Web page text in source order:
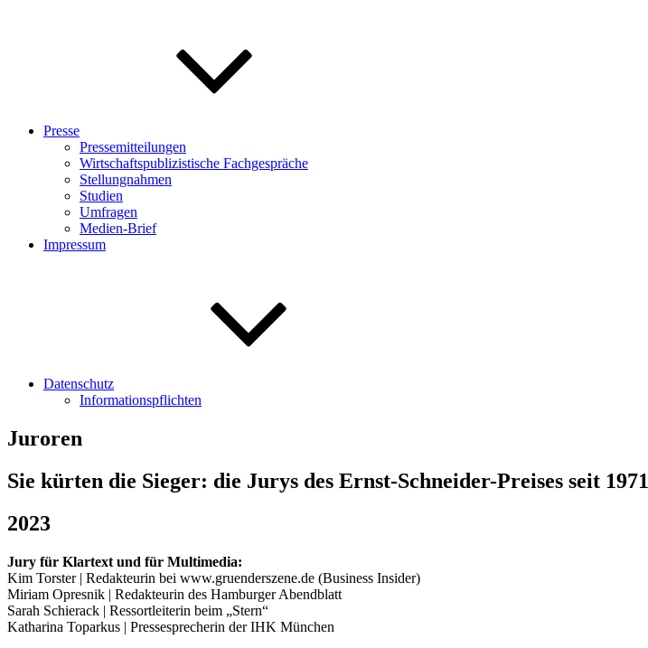
Presse
Pressemitteilungen
Wirtschaftspublizistische Fachgespräche
Stellungnahmen
Studien
Umfragen
Medien-Brief
Impressum
Datenschutz
Informationspflichten
Juroren
Sie kürten die Sieger: die Jurys des Ernst-Schneider-Preises seit 1971
2023
Jury für Klartext und für Multimedia:
Kim Torster | Redakteurin bei www.gruenderszene.de (Business Insider)
Miriam Opresnik | Redakteurin des Hamburger Abendblatt
Sarah Schierack | Ressortleiterin beim „Stern“
Katharina Toparkus | Pressesprecherin der IHK München